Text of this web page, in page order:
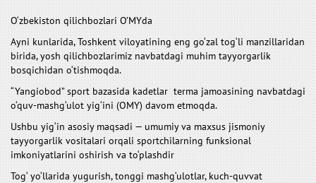
O‘zbekiston qilichbozlari O’MYda
Ayni kunlarida, Toshkent viloyatining eng go‘zal tog‘li manzillaridan
birida, yosh qilichbozlarimiz navbatdagi muhim tayyorgarlik
bosqichidan o‘tishmoqda.
“Yangiobod” sport bazasida kadetlar terma jamoasining navbatdagi
o‘quv-mashg‘ulot yig‘ini (OMY) davom etmoqda.
Ushbu yig‘in asosiy maqsadi — umumiy va maxsus jismoniy
tayyorgarlik vositalari orqali sportchilarning funksional
imkoniyatlarini oshirish va to‘plashdir
Tog‘ yo‘llarida yugurish, tonggi mashg‘ulotlar, kuch-quvvat